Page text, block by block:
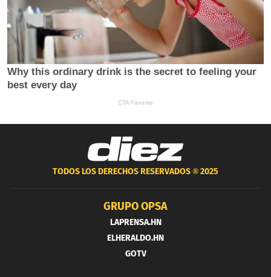
TODOS LOS DERECHOS RESERVADOS ®2025
GRUPO OPSA
LAPRENSA.HN
ELHERALDO.HN
GOTV